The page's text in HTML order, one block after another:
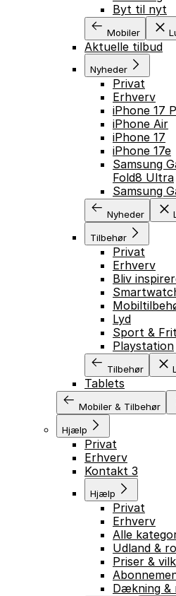
Byt til nyt
Mobiler
Aktuelle tilbud
Nyheder
Privat
Erhverv
iPhone 17
iPhone Air
iPhone 17
iPhone 17e
Samsung
Fold8 Ultra
Samsung
Nyheder
Tilbehør
Privat
Erhverv
Bliv
Lyd
Sport &
Playstation
Tilbehør
Tablets
Mobiler & Tilbehør
Hjælp
Privat
Erhverv
Kontakt 3
Hjælp
Privat
Erhverv
Alle
Udland &
Priser &
Dækning